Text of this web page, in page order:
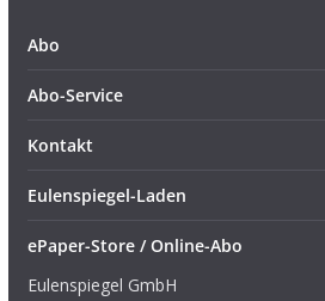
Abo
Abo-Service
Kontakt
Eulenspiegel-Laden
ePaper-Store / Online-Abo
Eulenspiegel GmbH